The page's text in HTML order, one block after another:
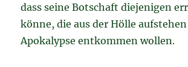
dass seine Botschaft diejenigen
könne, die aus der Hölle
Apokalypse entkommen wollen.